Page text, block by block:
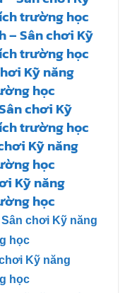
trường học
– Sân chơi Kỹ
trường học
Kỹ năng
học
chơi Kỹ
trường học
Kỹ năng
học
Kỹ năng
học
chơi Kỹ năng
học
Kỹ năng
học